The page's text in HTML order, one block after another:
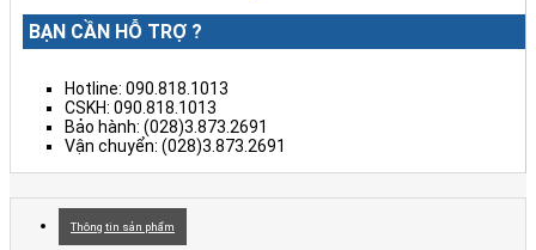
BẠN CẦN HỖ TRỢ ?
Hotline: 090.818.1013
CSKH: 090.818.1013
Bảo hành: (028)3.873.2691
Vận chuyển: (028)3.873.2691
Thông tin sản phẩm